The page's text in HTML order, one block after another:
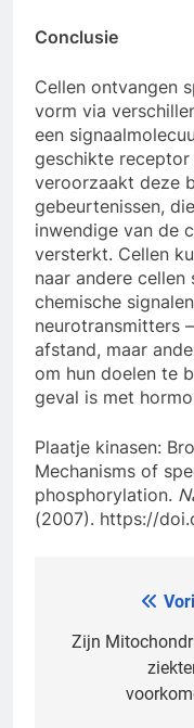
Conclusie
Cellen ontvangen
vorm via
een
geschikte
veroorzaakt deze
gebeurtenissen,
inwendige van de
versterkt. Cellen
naar andere cellen
chemische
neurotransmitters
afstand, maar
om hun doelen te
geval is met
Plaatje kinasen:
Mechanisms of
phosphorylation.
(2007). https://
navigatie
Zijn